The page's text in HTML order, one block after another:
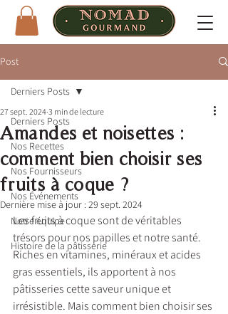
Post
Derniers Posts
Nos Recettes
Nos Fournisseurs
Nos Événements
Notre équipe
Histoire de la pâtisserie
Derniers Posts
Amandes et noisettes :
comment bien choisir ses
fruits à coque ?
27 sept. 2024 3 min de lecture
Dernière mise à jour :29 sept. 2024
Les fruits à coque sont de véritables
trésors pour nos papilles et notre santé.
Riches en vitamines, minéraux et acides
gras essentiels, ils apportent à nos
pâtisseries cette saveur unique et
irrésistible. Mais comment bien choisir ses